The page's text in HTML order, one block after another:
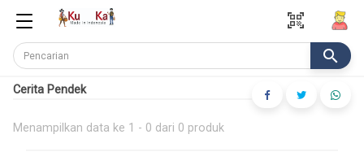
qr_code_scanner
search
Cerita Pendek
Menampilkan data ke 1 - 0 dari 0 produk